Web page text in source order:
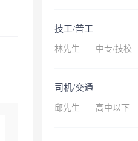
技工/普工
林先生 · 中专/技校
司机/交通
邱先生 · 高中以下